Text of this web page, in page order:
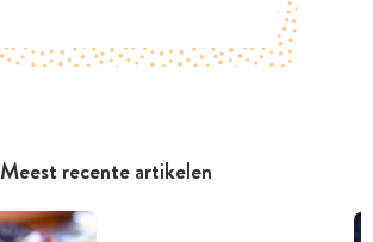
Meest recente artikelen